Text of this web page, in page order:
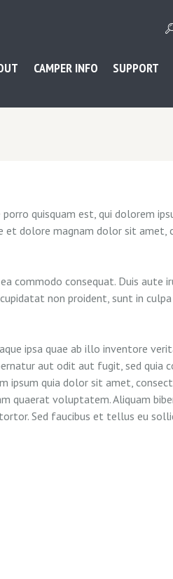
CAMPER INFO SUPPORT
quisquam est, qui dolorem
dolore magnam dolor sit amet,
commodo consequat. Duis aute
non proident, sunt in
ipsa quae ab illo inventore
aut odit aut fugit, sed quia
quia dolor sit amet,
quaerat voluptatem. Aliquam
Sed faucibus et tellus eu